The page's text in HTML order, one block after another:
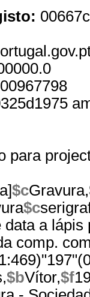
para
$cGravura,
$c
data a lápis
comp.
$bVítor,$f